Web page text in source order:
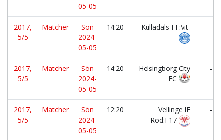
05-05
2017,
5/5
Matcher
Sön
2024-
05-05
14:20 Kulladals FF:Vit -
2017,
5/5
Matcher
Sön
2024-
05-05
14:20
Helsingborg City
FC
-
2017,
5/5
Matcher
Sön
2024-
05-05
12:20
Vellinge IF
Röd:F17
-